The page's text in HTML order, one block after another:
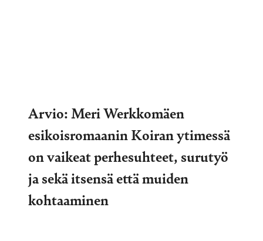
Arvio: Meri Werkkomäen
esikoisromaanin Koiran ytimessä
on vaikeat perhesuhteet, surutyö
ja sekä itsensä että muiden
kohtaaminen